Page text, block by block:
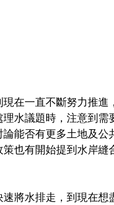
在一直不斷努力推
水議題時，注意到需
能否有更多土地及公
也有開始提到水岸縫
將水排走，到現在